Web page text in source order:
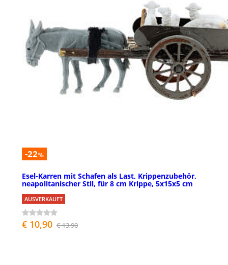
-22%
Esel-Karren mit Schafen als Last, Krippenzubehör,
neapolitanischer Stil, für 8 cm Krippe, 5x15x5 cm
AUSVERKAUFT
€ 10,90 € 13,90